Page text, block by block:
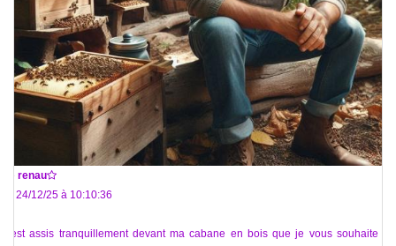
renau
Le 24/12/25 à 10:10:36
C'est assis tranquillement devant ma cabane en bois que je vous souhaite de